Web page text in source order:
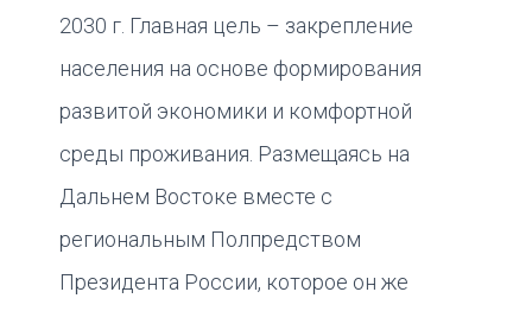
2030 г. Главная цель – закрепление
населения на основе формирования
развитой экономики и комфортной
среды проживания. Размещаясь на
Дальнем Востоке вместе с
региональным Полпредством
Президента России, которое он же